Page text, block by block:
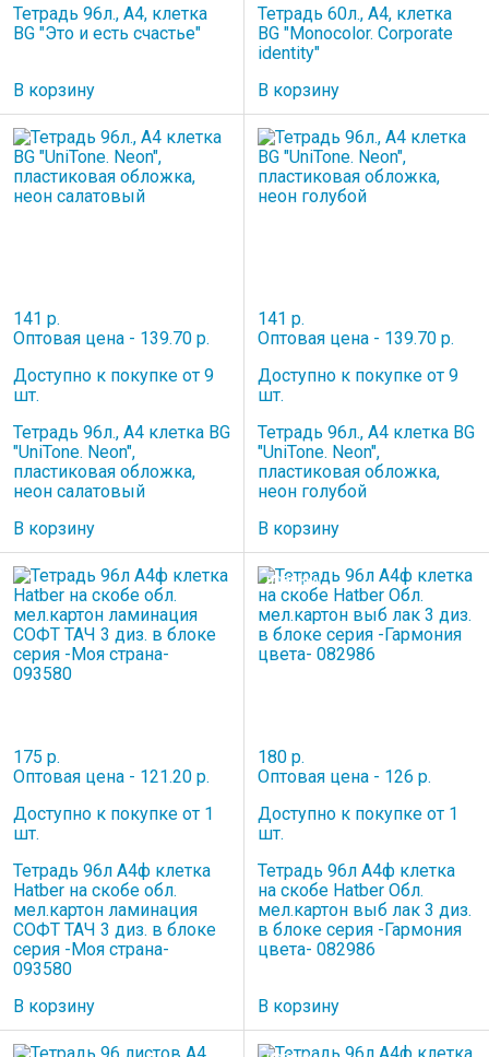
Тетрадь 96л., А4, клетка
BG "Это и есть счастье"
В корзину
Тетрадь 60л., А4, клетка
BG "Monocolor. Corporate
identity"
В корзину
141 р.
Оптовая цена - 139.70 р.
Доступно к покупке от 9
шт.
Тетрадь 96л., А4 клетка BG
"UniTone. Neon",
пластиковая обложка,
неон салатовый
В корзину
141 р.
Оптовая цена - 139.70 р.
Доступно к покупке от 9
шт.
Тетрадь 96л., А4 клетка BG
"UniTone. Neon",
пластиковая обложка,
неон голубой
В корзину
175 р.
Оптовая цена - 121.20 р.
Доступно к покупке от 1
шт.
Тетрадь 96л А4ф клетка
Hatber на скобе обл.
мел.картон ламинация
СОФТ ТАЧ 3 диз. в блоке
серия -Моя страна-
093580
В корзину
180 р.
Оптовая цена - 126 р.
Доступно к покупке от 1
шт.
Тетрадь 96л А4ф клетка
на скобе Hatber Обл.
мел.картон выб лак 3 диз.
в блоке серия -Гармония
цвета- 082986
В корзину
НОВИНКА